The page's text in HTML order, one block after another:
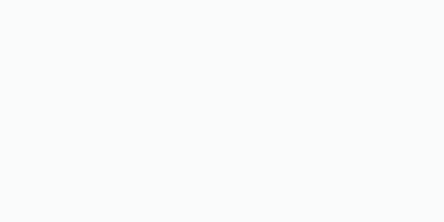
знаменитая Арка Большого Атлеша - вход в маленькую, уютную бухту. Теперь там стоянка небольших катеров,